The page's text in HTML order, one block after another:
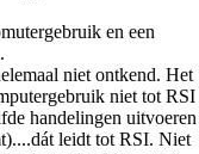
en een
niet ontkend. Het
niet tot RSI
handelingen uitvoeren
leidt tot RSI. Niet